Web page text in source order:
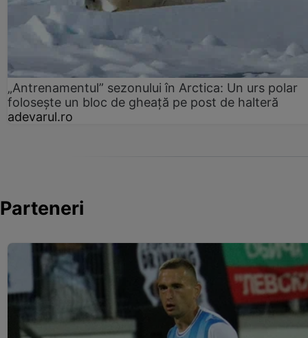
„Antrenamentul” sezonului în Arctica: Un urs polar
folosește un bloc de gheață pe post de halteră
adevarul.ro
Parteneri